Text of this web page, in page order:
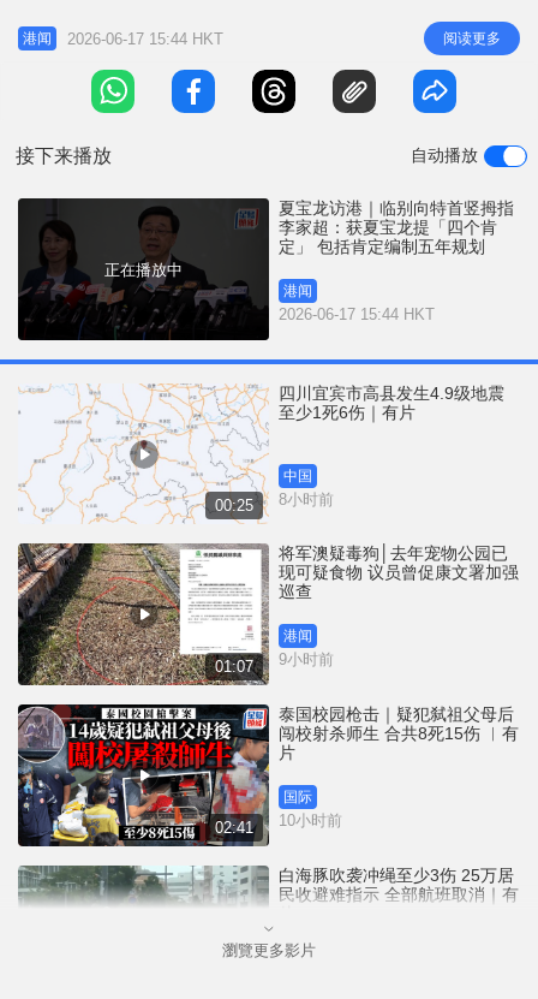
港，就香港对接国家「十五五」规划及推动北部都会
区建设等重大议题进行考察调研，并给予宝贵指导意
见，他对此表示衷心感谢。他引述夏宝龙给予特区政
府「四个肯定」，一是编制首个「五年规划」的决心
港闻 2026-06-17 15:44 HKT 阅读更多
接下来播放 自动播放
正在播放中
夏宝龙访港｜临别向特首竖拇指
李家超：获夏宝龙提「四个肯
定」 包括肯定编制五年规划
港闻
2026-06-17 15:44 HKT
00:25
四川宜宾市高县发生4.9级地震
至少1死6伤｜有片
中国
8小时前
01:07
将军澳疑毒狗│去年宠物公园已
现可疑食物 议员曾促康文署加强
巡查
港闻
9小时前
02:41
泰国校园枪击｜疑犯弑祖父母后
闯校射杀师生 合共8死15伤 ︱有
片
国际
10小时前
白海豚吹袭冲绳至少3伤 25万居
民收避难指示 全部航班取消｜有
国际
瀏覽更多影片